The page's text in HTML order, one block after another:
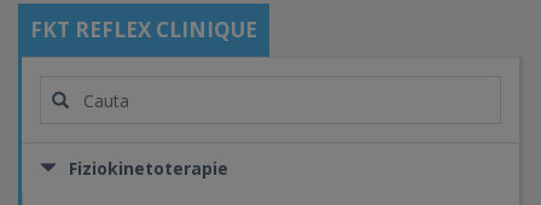
FKT REFLEX CLINIQUE
Fiziokinetoterapie